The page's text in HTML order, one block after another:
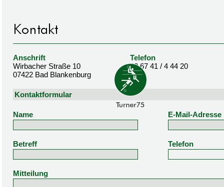
Anschrift
Wirbacher Straße 10
07422 Bad Blankenburg
Telefon
03 67 41 / 4 44 20
Kontaktformular
Name E-Mail-Adresse
Betreff Telefon
Mitteilung